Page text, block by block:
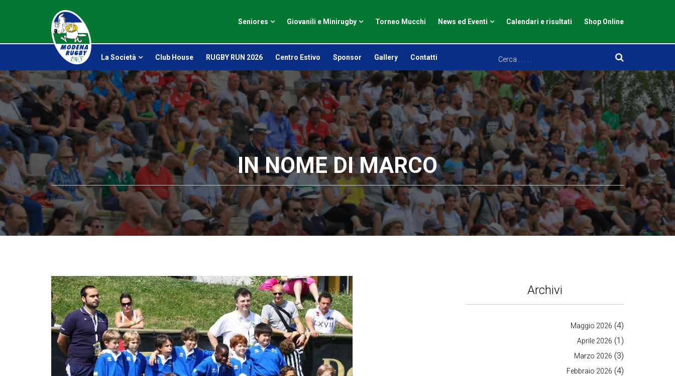
Seniores Giovanili e Minirugby Torneo Mucchi News ed Eventi Calendari e risultati Shop Online
La Società Club House RUGBY RUN 2026 Centro Estivo Sponsor Gallery Contatti
IN NOME DI MARCO
Archivi
Maggio 2026 (4)
Aprile 2026 (1)
Marzo 2026 (3)
Febbraio 2026 (4)